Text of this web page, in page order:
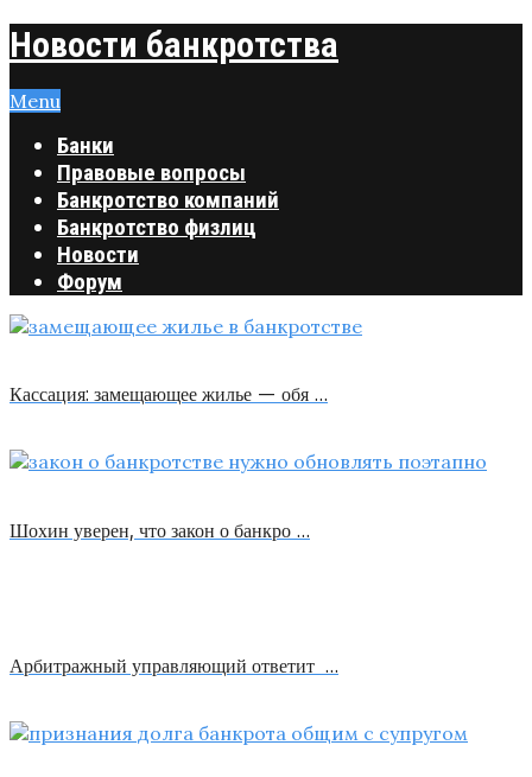
Новости банкротства
Menu
Банки
Правовые вопросы
Банкротство компаний
Банкротство физлиц
Новости
Форум
Кассация: замещающее жилье — обя …
Шохин уверен, что закон о банкро …
Арбитражный управляющий ответит …